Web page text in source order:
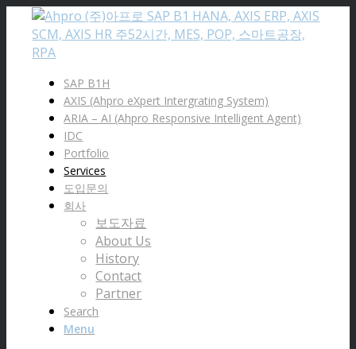
SAP B1H
AXIS (Ahpro eXpert Intergrating System)
ARIA – AI (Ahpro Responsive Intelligent Agent)
IDC
Portfolio
Services
도입문의
회사
보도자료
About Us
History
Contact
Partner
Search
Menu